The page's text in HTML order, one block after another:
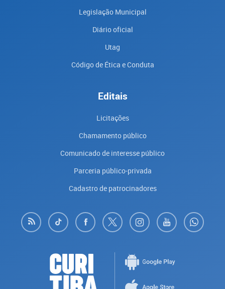
Legislação Municipal
Diário oficial
Utag
Código de Ética e Conduta
Editais
Licitações
Chamamento público
Comunicado de interesse público
Parceria público-privada
Cadastro de patrocinadores